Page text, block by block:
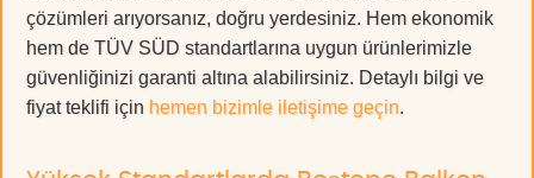
çözümleri arıyorsanız, doğru yerdesiniz. Hem ekonomik
hem de TÜV SÜD standartlarına uygun ürünlerimizle
güvenliğinizi garanti altına alabilirsiniz. Detaylı bilgi ve
fiyat teklifi için hemen bizimle iletişime geçin.